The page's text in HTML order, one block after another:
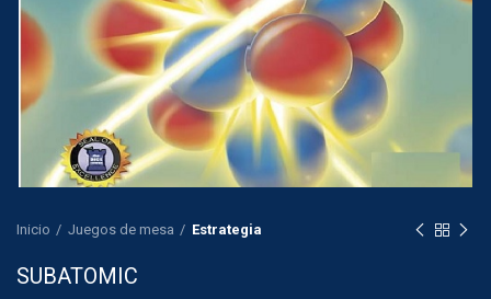
Inicio Juegos de mesa Estrategia
SUBATOMIC